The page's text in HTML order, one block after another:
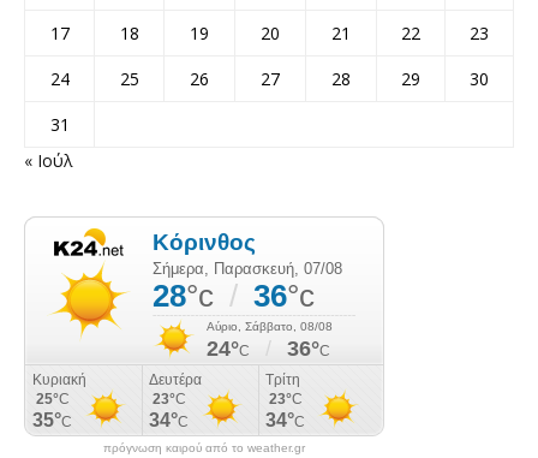
17
18 19 20 21 22
23
24
25 26 27 28 29
30
31
« Ιούλ
πρόγνωση καιρού από το weather.gr